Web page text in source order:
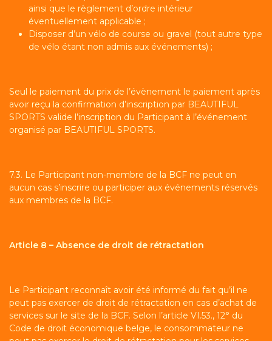
ainsi que le règlement d’ordre intérieur
éventuellement applicable ;
Disposer d’un vélo de course ou gravel (tout autre type
de vélo étant non admis aux événements) ;
Seul le paiement du prix de l’évènement le paiement après
avoir reçu la confirmation d’inscription par BEAUTIFUL
SPORTS valide l’inscription du Participant à l’événement
organisé par BEAUTIFUL SPORTS.
7.3. Le Participant non-membre de la BCF ne peut en
aucun cas s’inscrire ou participer aux événements réservés
aux membres de la BCF.
Article 8 – Absence de droit de rétractation
Le Participant reconnaît avoir été informé du fait qu’il ne
peut pas exercer de droit de rétractation en cas d’achat de
services sur le site de la BCF. Selon l’article VI.53., 12° du
Code de droit économique belge, le consommateur ne